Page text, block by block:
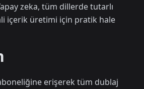
zeka, tüm dillerde tutarlı
içerik üretimi için pratik hale
erişerek tüm dublaj